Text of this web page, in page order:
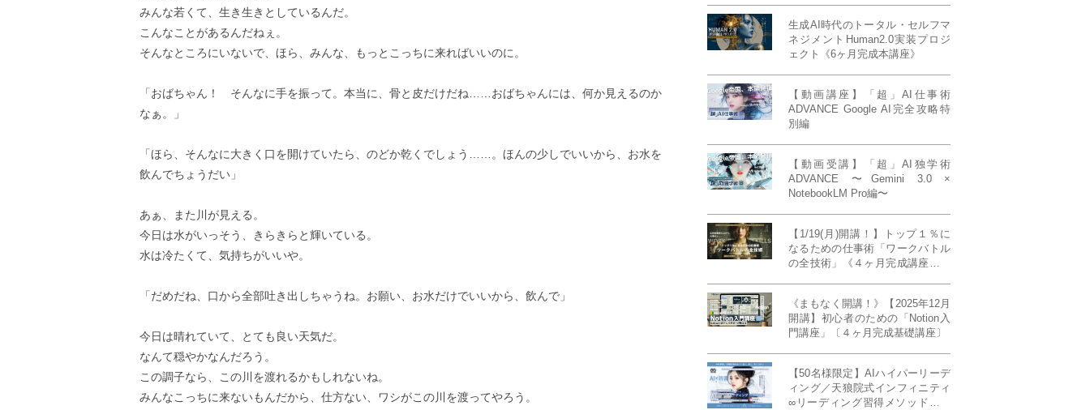
みんな若くて、生き生きとしているんだ。
こんなことがあるんだねぇ。
そんなところにいないで、ほら、みんな、もっとこっちに来ればいいのに。
「おばちゃん！ そんなに手を振って。本当に、骨と皮だけだね……おばちゃんには、何か見えるのか
なぁ。」
「ほら、そんなに大きく口を開けていたら、のどか乾くでしょう……。ほんの少しでいいから、お水を
飲んでちょうだい」
あぁ、また川が見える。
今日は水がいっそう、きらきらと輝いている。
水は冷たくて、気持ちがいいや。
「だめだね、口から全部吐き出しちゃうね。お願い、お水だけでいいから、飲んで」
今日は晴れていて、とても良い天気だ。
なんて穏やかなんだろう。
この調子なら、この川を渡れるかもしれないね。
みんなこっちに来ないもんだから、仕方ない、ワシがこの川を渡ってやろう。
生成AI時代のトータル・セルフマ
ネジメントHuman2.0実装プロジ
ェクト《6ヶ月完成本講座》
【動画講座】「超」AI仕事術
ADVANCE Google AI完全攻略特
別編
【動画受講】「超」AI独学術
ADVANCE 〜Gemini 3.0 ×
NotebookLM Pro編〜
【1/19(月)開講！】トップ１％に
なるための仕事術「ワークバトル
の全技術」《４ヶ月完成講座》ー
《まもなく開講！》【2025年12月
開講】初心者のための「Notion入
門講座」〔４ヶ月完成基礎講座〕
【50名様限定】AIハイパーリーデ
ィング／天狼院式インフィニティ
∞リーディング習得メソッド《４